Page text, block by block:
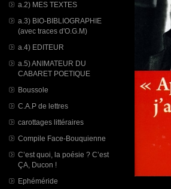
a.2) MES TEXTES
a.3) BIO-BIBLIOGRAPHIE
(avec traces d'O.G.M)
a.4) EDITEUR
a.5) ANIMATEUR DU
CABARET POETIQUE
Boussole
C.A.P de lettres
carottages littéraires
Compile Face-Bouquienne
C’est quoi, la poésie ? C’est
ÇA, Ducon !
Ephéméride